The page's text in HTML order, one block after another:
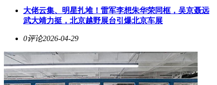
大佬云集、明星扎堆！雷军李想朱华荣同框，吴京聂远
武大靖力挺，北京越野展台引爆北京车展
0评论2026-04-29